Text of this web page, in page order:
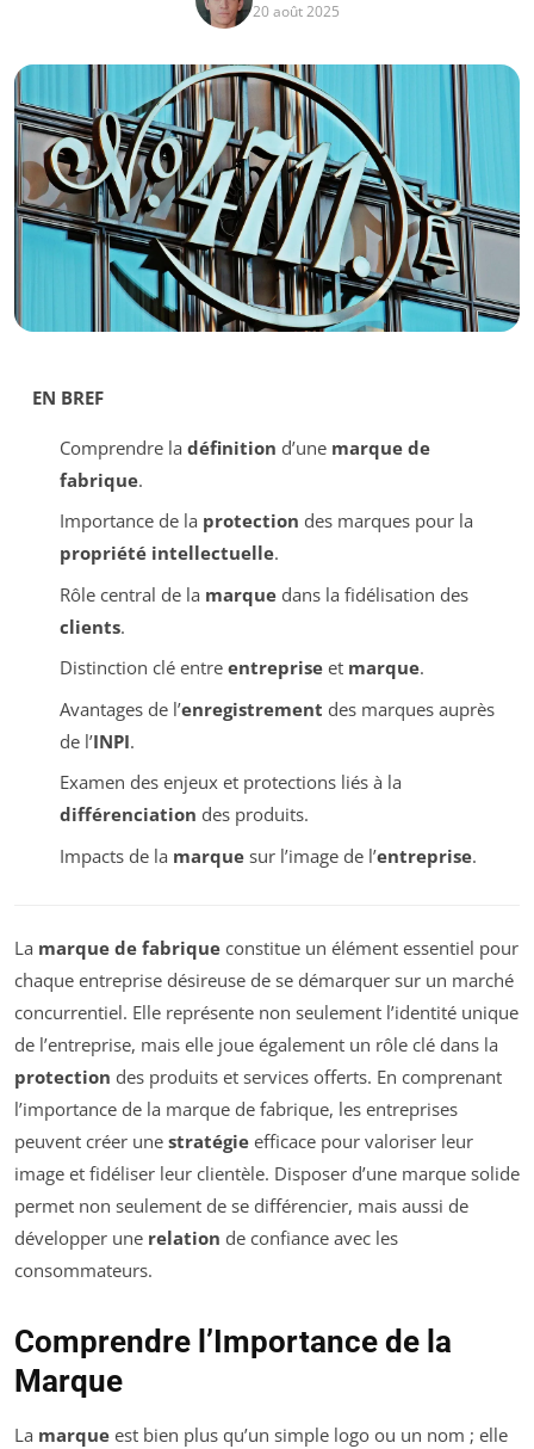
20 août 2025
EN BREF
Comprendre la définition d’une marque de
fabrique.
Importance de la protection des marques pour la
propriété intellectuelle.
Rôle central de la marquedans la fidélisation des
clients.
Distinction clé entre entrepriseet marque.
Avantages de l’enregistrement des marques auprès
de l’INPI.
Examen des enjeux et protections liés à la
différenciation des produits.
Impacts de la marquesur l’image de l’entreprise.
La marque de fabrique constitue un élément essentiel pour
chaque entreprise désireuse de se démarquer sur un marché
concurrentiel. Elle représente non seulement l’identité unique
de l’entreprise, mais elle joue également un rôle clé dans la
protection des produits et services offerts. En comprenant
l’importance de la marque de fabrique, les entreprises
peuvent créer une stratégie efficace pour valoriser leur
image et fidéliser leur clientèle. Disposer d’une marque solide
permet non seulement de se différencier, mais aussi de
développer une relation de confiance avec les
consommateurs.
Comprendre l’Importance de la
Marque
La marque est bien plus qu’un simple logo ou un nom ; elle